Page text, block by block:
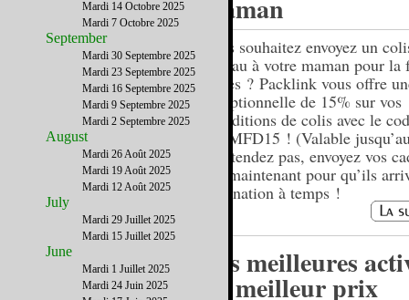
maman
Vous souhaitez envoyez un
cadeau à votre maman pour la
mères ? Packlink vous offre
exceptionnelle de 15% sur vos
expéditions de colis avec le
MOMFD15 ! (Valable
N’attendez pas, envoyez vos
dès maintenant pour qu’ils
destination à temps !
Les meilleures
au meilleur prix
Mardi 14 Octobre 2025
Mardi 7 Octobre 2025
September
Mardi 30 Septembre 2025
Mardi 23 Septembre 2025
Mardi 16 Septembre 2025
Mardi 9 Septembre 2025
Mardi 2 Septembre 2025
August
Mardi 26 Août 2025
Mardi 19 Août 2025
Mardi 12 Août 2025
July
Mardi 29 Juillet 2025
Mardi 15 Juillet 2025
June
Mardi 1 Juillet 2025
Mardi 24 Juin 2025